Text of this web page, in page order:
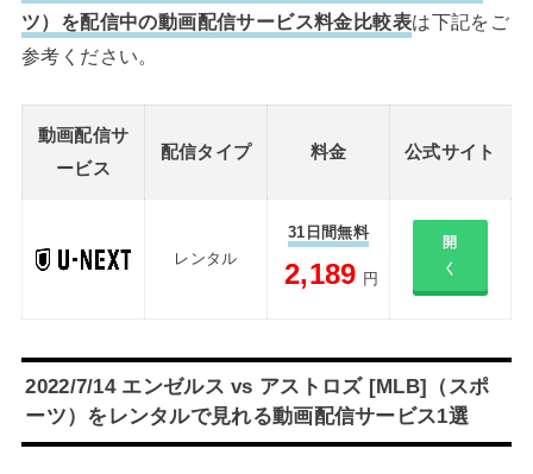
ツ）を配信中の動画配信サービス料金比較表は下記をご
参考ください。
動画配信サ
ービス
配信タイプ 料金 公式サイト
レンタル
31日間無料
2,189 円
開
く
2022/7/14 エンゼルス vs アストロズ [MLB]（スポ
ーツ）をレンタルで見れる動画配信サービス1選